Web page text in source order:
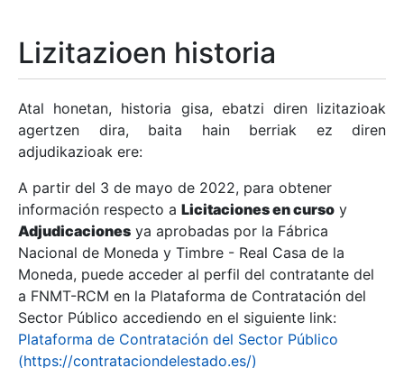
Erakutsi/Ezkutatu
Erakutsi/Ezkutatu
Erakutsi/Ezkutatu
Erakutsi/Ezkutatu
Lizitazioen historia
Atal honetan, historia gisa, ebatzi diren lizitazioak
agertzen dira, baita hain berriak ez diren
adjudikazioak ere:
A partir del 3 de mayo de 2022, para obtener
información respecto a Licitaciones en curso y
Adjudicaciones ya aprobadas por la Fábrica
Nacional de Moneda y Timbre - Real Casa de la
Moneda, puede acceder al perfil del contratante del
a FNMT-RCM en la Plataforma de Contratación del
Sector Público accediendo en el siguiente link:
Plataforma de Contratación del Sector Público
(https://contrataciondelestado.es/)